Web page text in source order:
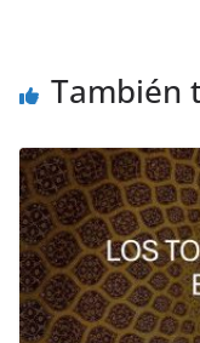
También